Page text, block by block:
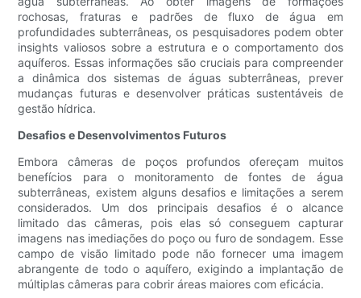
rochosas, fraturas e padrões de fluxo de água em
profundidades subterrâneas, os pesquisadores podem obter
insights valiosos sobre a estrutura e o comportamento dos
aquíferos. Essas informações são cruciais para compreender
a dinâmica dos sistemas de águas subterrâneas, prever
mudanças futuras e desenvolver práticas sustentáveis ​​de
gestão hídrica.
Desafios e Desenvolvimentos Futuros
Embora câmeras de poços profundos ofereçam muitos
benefícios para o monitoramento de fontes de água
subterrâneas, existem alguns desafios e limitações a serem
considerados. Um dos principais desafios é o alcance
limitado das câmeras, pois elas só conseguem capturar
imagens nas imediações do poço ou furo de sondagem. Esse
campo de visão limitado pode não fornecer uma imagem
abrangente de todo o aquífero, exigindo a implantação de
múltiplas câmeras para cobrir áreas maiores com eficácia.